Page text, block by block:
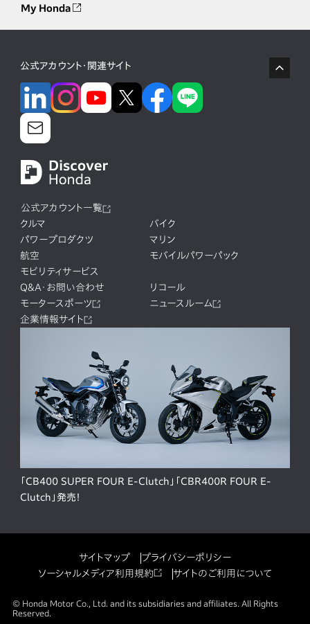
My Honda
公式アカウント・関連サイト
公式アカウント一覧
クルマ
バイク
パワープロダクツ
マリン
航空
モバイルパワーパック
モビリティサービス
Q&A・お問い合わせ
リコール
モータースポーツ
ニュースルーム
企業情報サイト
「CB400 SUPER FOUR E-Clutch」「CBR400R FOUR E-
Clutch」発売！
サイトマップ
プライバシーポリシー
ソーシャルメディア利用規約
サイトのご利用について
© Honda Motor Co., Ltd. and its subsidiaries and affiliates. All Rights
Reserved.